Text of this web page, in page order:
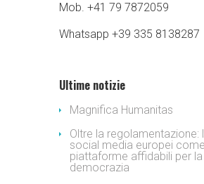
Mob. ​​+41 79 7872059
Whatsapp ​+39 335 8138287
Ultime notizie
Magnifica Humanitas
Oltre la regolamentazione:
social media europei come
piattaforme affidabili per la
democrazia